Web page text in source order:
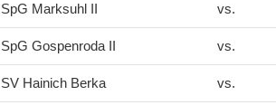
SpG Marksuhl II vs.
SpG Gospenroda II vs.
SV Hainich Berka vs.